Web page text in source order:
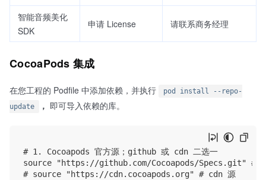
智能音频美化
SDK
申请 License 请联系商务经理
CocoaPods 集成
在您工程的 Podfile 中添加依赖，并执行
pod install --repo-
update
， 即可导入依赖的库。
# 1. Cocoapods 官方源；github 或 cdn 二选一
source "https://github.com/Cocoapods/Specs.git" #
# source "https://cdn.cocoapods.org" # cdn 源